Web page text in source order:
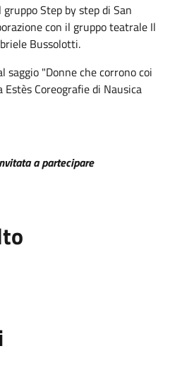
Step by step di San
con il gruppo teatrale Il
Bussolotti.
saggio "Donne che corrono coi
Coreografie di Nausica
a partecipare